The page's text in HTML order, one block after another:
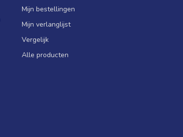
Mijn bestellingen
Mijn verlanglijst
Vergelijk
Alle producten